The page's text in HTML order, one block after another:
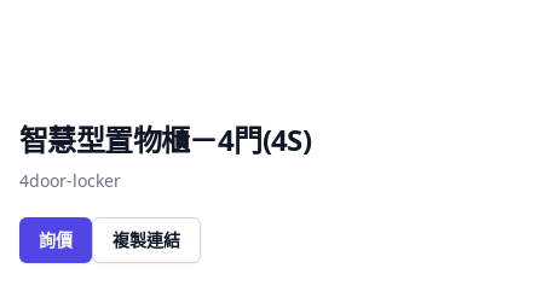
智慧型置物櫃－4門(4S)
4door-locker
詢價 複製連結